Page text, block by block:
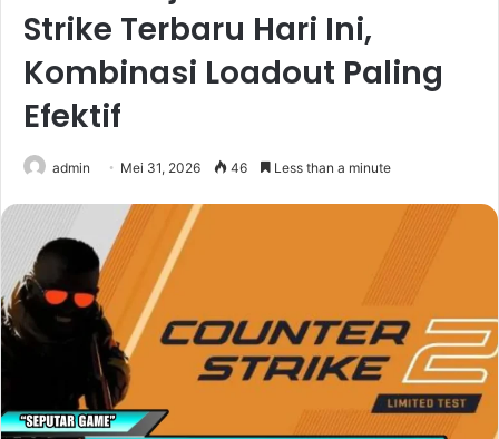
Strike Terbaru Hari Ini,
Kombinasi Loadout Paling
Efektif
admin Mei 31, 2026 46 Less than a minute